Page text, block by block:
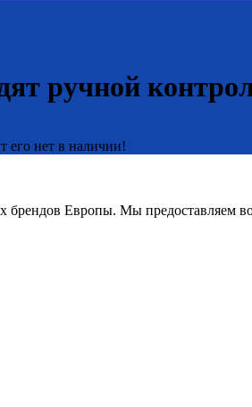
ручной
его нет в наличии!
брендов Европы. Мы предоставляем